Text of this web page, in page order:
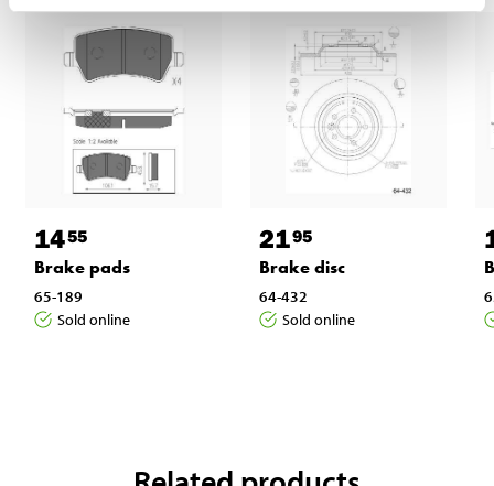
1455
Brake pads
65-189
Sold online
2195
Brake disc
64-432
Sold online